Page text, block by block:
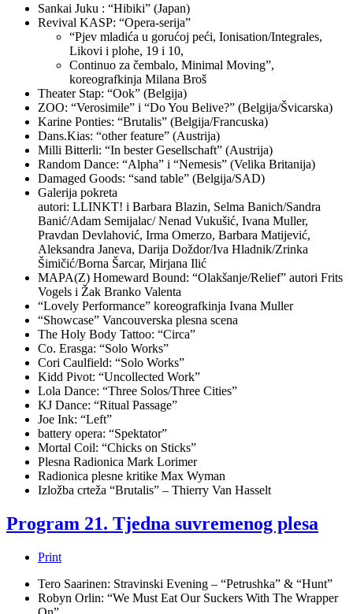
Sankai Juku : “Hibiki” (Japan)
Revival KASP: “Opera-serija”
“Pjev mladića u gorućoj peći, Ionisation/Integrales,
Likovi i plohe, 19 i 10,
Continuo za čembalo, Minimal Moving”,
koreografkinja Milana Broš
Theater Stap: “Ook” (Belgija)
ZOO: “Verosimile” i “Do You Belive?” (Belgija/Švicarska)
Karine Ponties: “Brutalis” (Belgija/Francuska)
Dans.Kias: “other feature” (Austrija)
Milli Bitterli: “In bester Gesellschaft” (Austrija)
Random Dance: “Alpha” i “Nemesis” (Velika Britanija)
Damaged Goods: “sand table” (Belgija/SAD)
Galerija pokreta
autori: LLINKT! i Barbara Blazin, Selma Banich/Sandra
Banić/Adam Semijalac/ Nenad Vukušić, Ivana Muller,
Pravdan Devlahović, Irma Omerzo, Barbara Matijević,
Aleksandra Janeva, Darija Doždor/Iva Hladnik/Zrinka
Šimičić/Borna Šarcar, Mirjana Ilić
MAPA(Z) Homeward Bound: “Olakšanje/Relief” autori Frits
Vogels i Žak Branko Valenta
“Lovely Performance” koreografkinja Ivana Muller
“Showcase” Vancouverska plesna scena
The Holy Body Tattoo: “Circa”
Co. Erasga: “Solo Works”
Cori Caulfield: “Solo Works”
Kidd Pivot: “Uncollected Work”
Lola Dance: “Three Solos/Three Cities”
KJ Dance: “Ritual Passage”
Joe Ink: “Left”
battery opera: “Spektator”
Mortal Coil: “Chicks on Sticks”
Plesna Radionica Mark Lorimer
Radionica plesne kritike Max Wyman
Izložba crteža “Brutalis” – Thierry Van Hasselt
Program 21. Tjedna suvremenog plesa
Print
Tero Saarinen: Stravinski Evening – “Petrushka” & “Hunt”
Robyn Orlin: “We Must Eat Our Suckers With The Wrapper